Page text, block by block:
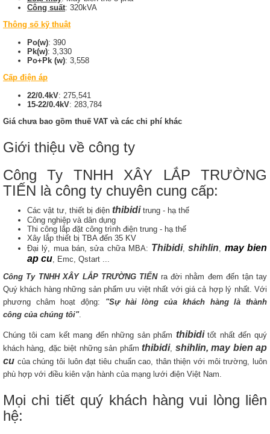
Công suất: 320kVA
Thông số kỹ thuật
Po(w): 390
Pk(w): 3,330
Po+Pk (w): 3,558
Cấp điện áp
22/0.4kV: 275,541
15-22/0.4kV: 283,784
Giá chưa bao gồm thuế VAT và các chi phí khác
Giới thiệu về công ty
Công Ty TNHH XÂY LẮP TRƯỜNG
TIẾN là công ty chuyên cung cấp:
Các vật tư, thiết bị điện thibidi trung - hạ thế
Công nghiệp và dân dụng
Thi công lắp đặt công trình điện trung - hạ thế
Xây lắp thiết bị TBA đến 35 KV
Đại lý, mua bán, sửa chữa MBA: Thibidi ,shihlin
may bien
ap cu , Emc, Qstart ...
Công Ty TNHH XÂY LẮP TRƯỜNG TIẾNra đời nhằm đem đến tận tay
Quý khách hàng những sản phẩm ưu việt nhất với giá cả hợp lý nhất. Với
phương châm hoạt động: "Sự hài lòng của khách hàng là thành
công của chúng tôi".
Chúng tôi cam kết mang đến những sản phẩm thibiditốt nhất đến quý
khách hàng, đặc biệt những sản phẩmthibidi shihlin, may bien ap
cu của chúng tôi luôn đạt tiêu chuẩn cao, thân thiện với môi trường, luôn
phù hợp với điều kiên vận hành của mạng lưới điện Việt Nam.
Mọi chi tiết quý khách hàng vui lòng liên
hệ: